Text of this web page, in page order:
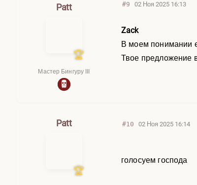
Patt
Мастер Бингуру III
#9 02 Ноя 2025 16:13
Zack
В моем понимании
Твое предложение
Patt #10 02 Ноя 2025 16:14
голосуем господа